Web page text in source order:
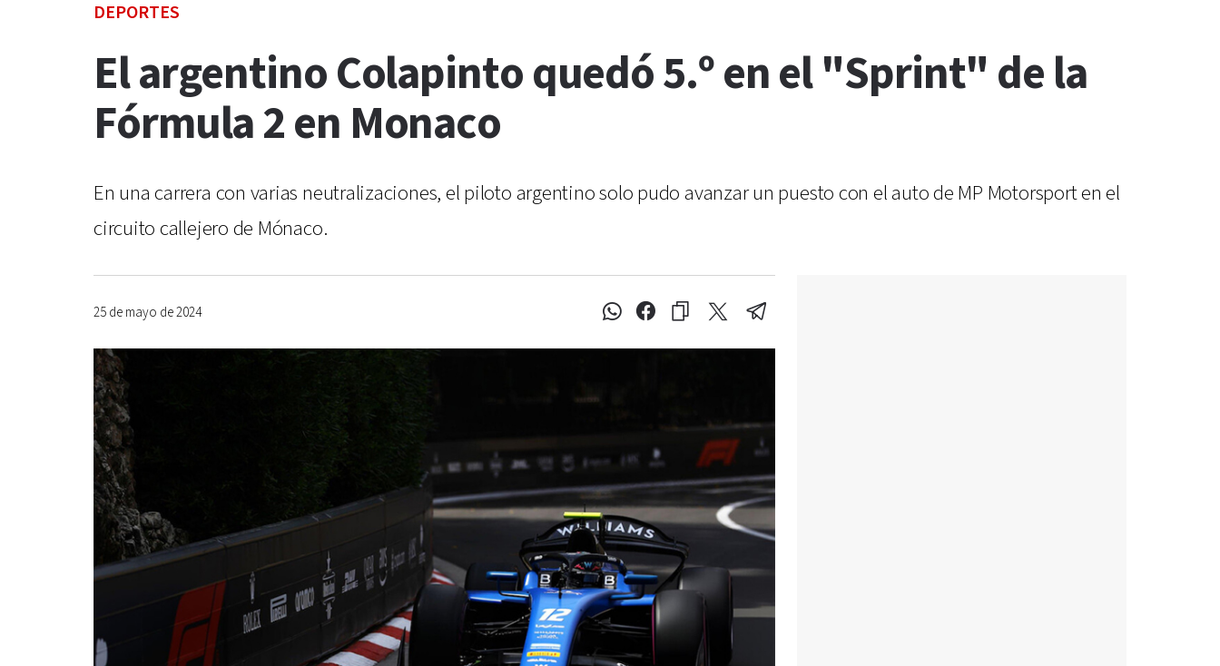
DEPORTES
El argentino Colapinto quedó 5.º en el "Sprint" de la
Fórmula 2 en Monaco
En una carrera con varias neutralizaciones, el piloto argentino solo pudo avanzar un puesto con el auto de MP Motorsport en el
circuito callejero de Mónaco.
25 de mayo de 2024